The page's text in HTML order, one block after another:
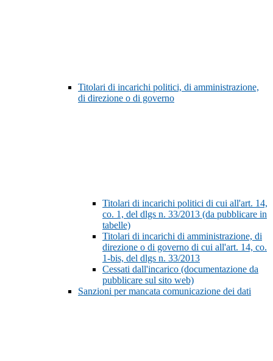
Titolari di incarichi politici, di amministrazione,
di direzione o di governo
Titolari di incarichi politici di cui all'art. 14,
co. 1, del dlgs n. 33/2013 (da pubblicare in
tabelle)
Titolari di incarichi di amministrazione, di
direzione o di governo di cui all'art. 14, co.
1-bis, del dlgs n. 33/2013
Cessati dall'incarico (documentazione da
pubblicare sul sito web)
Sanzioni per mancata comunicazione dei dati